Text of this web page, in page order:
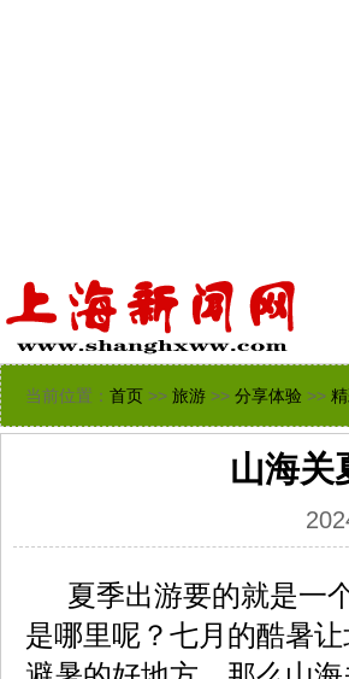
当前位置： 首页 >> 旅游 >> 分享体验 >>
山海关
夏季出游要的就是一
是哪里呢？七月的酷暑